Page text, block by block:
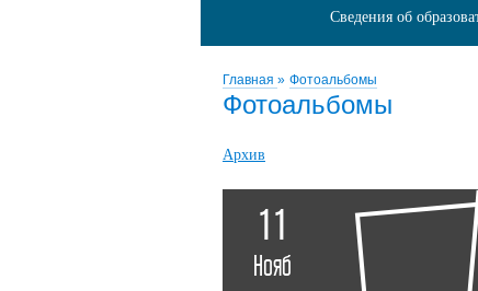
Главная » Фотоальбомы
Фотоальбомы
Архив
11
Нояб
Сведения об